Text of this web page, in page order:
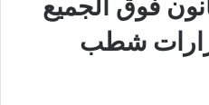
فوق الجميع
شطب